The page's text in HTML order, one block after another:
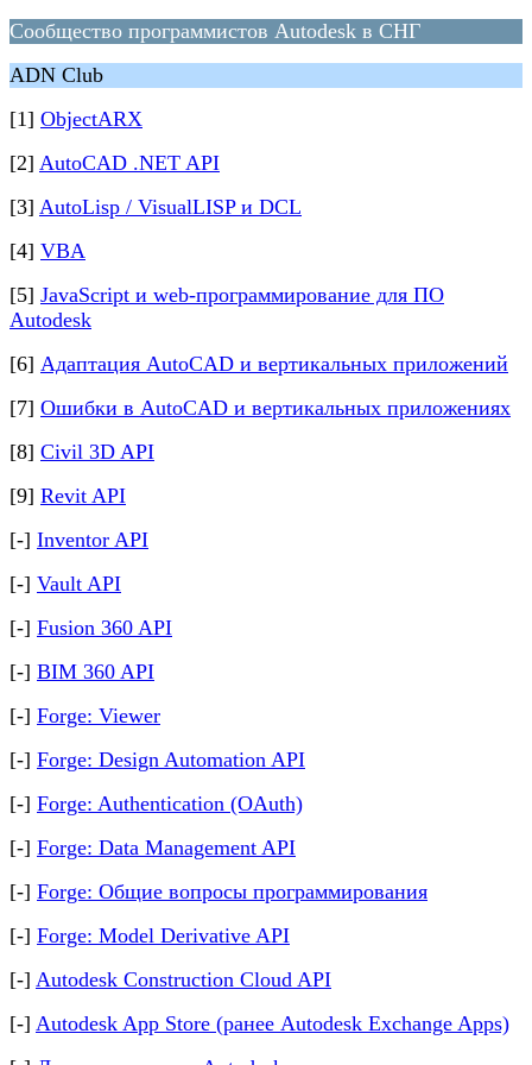
Сообщество программистов Autodesk в СНГ
ADN Club
[1] ObjectARX
[2] AutoCAD .NET API
[3] AutoLisp / VisualLISP и DCL
[4] VBA
[5] JavaScript и web-программирование для ПО
Autodesk
[6] Адаптация AutoCAD и вертикальных приложений
[7] Ошибки в AutoCAD и вертикальных приложениях
[8] Civil 3D API
[9] Revit API
[-] Inventor API
[-] Vault API
[-] Fusion 360 API
[-] BIM 360 API
[-] Forge: Viewer
[-] Forge: Design Automation API
[-] Forge: Authentication (OAuth)
[-] Forge: Data Management API
[-] Forge: Общие вопросы программирования
[-] Forge: Model Derivative API
[-] Autodesk Construction Cloud API
[-] Autodesk App Store (ранее Autodesk Exchange Apps)